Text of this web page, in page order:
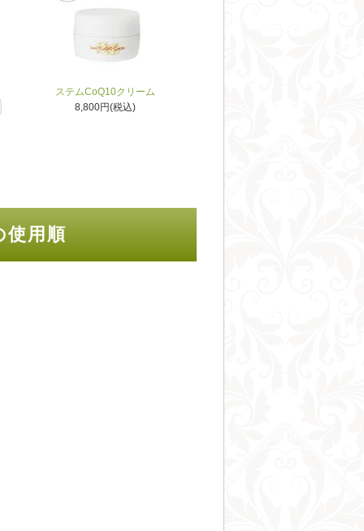
ステムCoQ10クリーム
8,800円(税込)
用順